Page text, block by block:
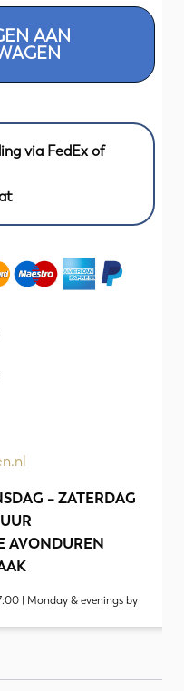
AAN
via FedEx of
– ZATERDAG
AVONDUREN
| Monday & evenings by